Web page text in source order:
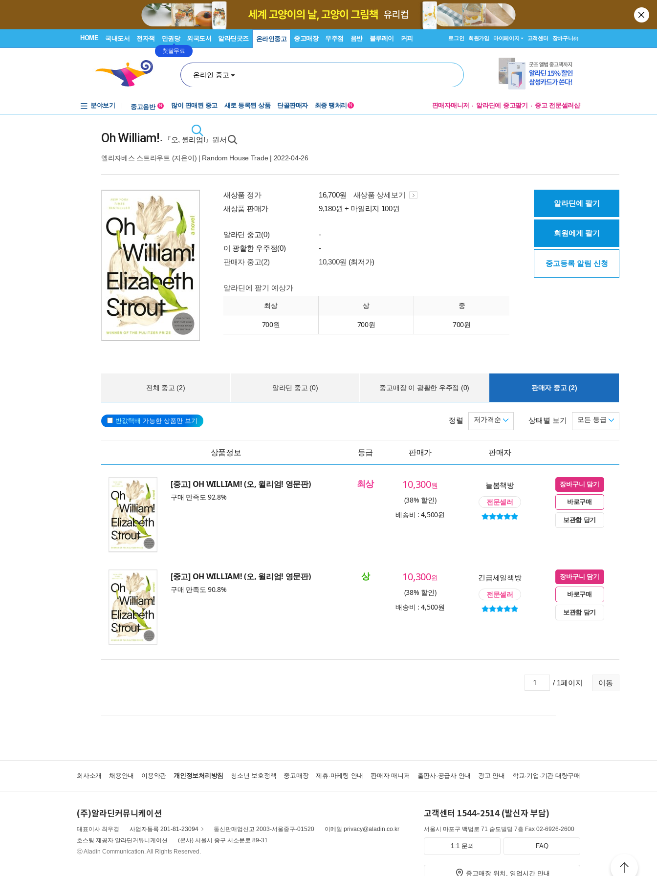
HOME 국내도서 전자책 만권당
첫달무료
외국도서 알라딘굿즈 온라인중고 중고매장 우주점 음반 블루레이 커피 로그인 회원가입 마이페이지 고객센터 장바구니(0)
온라인 중고
분야보기
중고음반
N 많이 판매된 중고 새로 등록된 상품 단골판매자 최종 땡처리 N 판매자매니저 알라딘에 중고팔기 중고 전문셀러샵
Oh William! - 『오, 윌리엄!』원서
엘리자베스 스트라우트 (지은이) | Random House Trade | 2022-04-26
새상품 정가 16,700원
새상품 상세보기
새상품 판매가
9,180원 + 마일리지 100원
알라딘 중고(0)
-
이 광활한 우주점(0)
-
판매자 중고(2)
10,300원 (최저가)
알라딘에 팔기 예상가
최상 상 중
700원 700원 700원
알라딘에 팔기
회원에게 팔기
중고등록 알림 신청
전체 중고 (2) 알라딘 중고 (0) 중고매장 이 광활한 우주점 (0) 판매자 중고 (2)
반값택배 가능한 상품만 보기 상태별 보기 모든 등급
정렬 저가격순
상품정보 등급 판매가 판매자
[중고] OH WILLIAM! (오, 윌리엄! 영문판)
구매 만족도 92.8%
최상 10,300원
(38% 할인)
배송비 : 4,500원
늘봄책방
전문셀러
장바구니 담기
바로구매
보관함 담기
[중고] OH WILLIAM! (오, 윌리엄! 영문판)
구매 만족도 90.8%
상 10,300원
(38% 할인)
배송비 : 4,500원
긴급세일책방
전문셀러
장바구니 담기
바로구매
보관함 담기
이동
/ 1페이지
회사소개 채용안내 이용약관 개인정보처리방침 청소년 보호정책 중고매장 제휴·마케팅 안내 판매자 매니저 출판사·공급사 안내 광고 안내 학교·기업·기관 대량구매
(주)알라딘커뮤니케이션
대표이사 최우경 사업자등록 201-81-23094 통신판매업신고 2003-서울중구-01520
이메일 privacy@aladin.co.kr
호스팅 제공자 알라딘커뮤니케이션
(본사) 서울시 중구 서소문로 89-31
ⓒ Aladin Communication. All Rights Reserved.
고객센터 1544-2514 (발신자 부담)
서울시 마포구 백범로 71 숨도빌딩 7층 Fax 02-6926-2600
1:1 문의 FAQ
중고매장 위치, 영업시간 안내